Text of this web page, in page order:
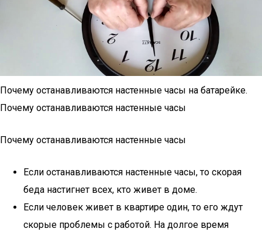
Почему останавливаются настенные часы на батарейке.
Почему останавливаются настенные часы
Почему останавливаются настенные часы
Если останавливаются настенные часы, то скорая
беда настигнет всех, кто живет в доме.
Если человек живет в квартире один, то его ждут
скорые проблемы с работой. На долгое время